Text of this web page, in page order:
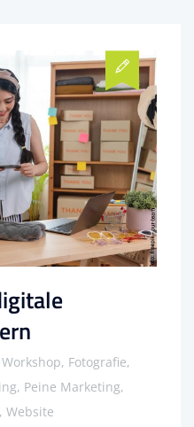
Fotografie,
Peine Marketing,
Website